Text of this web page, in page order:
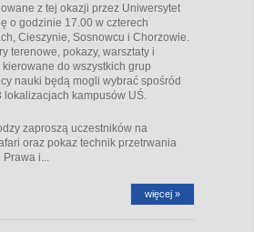
z tej okazji przez Uniwersytet
o godzinie 17.00 w czterech
Cieszynie, Sosnowcu i Chorzowie.
terenowe, pokazy, warsztaty i
kierowane do wszystkich grup
nauki będą mogli wybrać spośród
kampusów UŚ.
zaproszą uczestników na
oraz pokaz technik przetrwania
i...
więcej »